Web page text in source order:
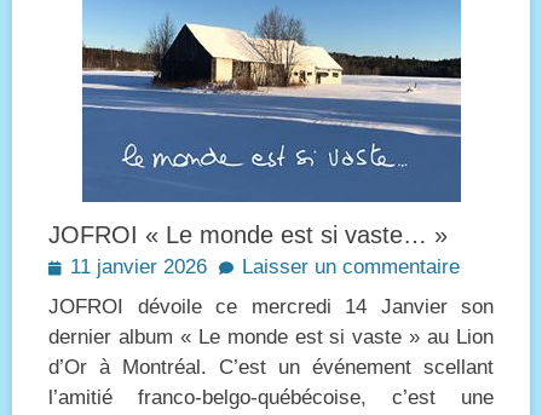
JOFROI « Le monde est si vaste… »
Posted
11 janvier 2026
Laisser un commentaire
JOFROI dévoile ce mercredi 14 Janvier son
dernier album « Le monde est si vaste » au Lion
d’Or à Montréal. C’est un événement scellant
l’amitié franco-belgo-québécoise, c’est une